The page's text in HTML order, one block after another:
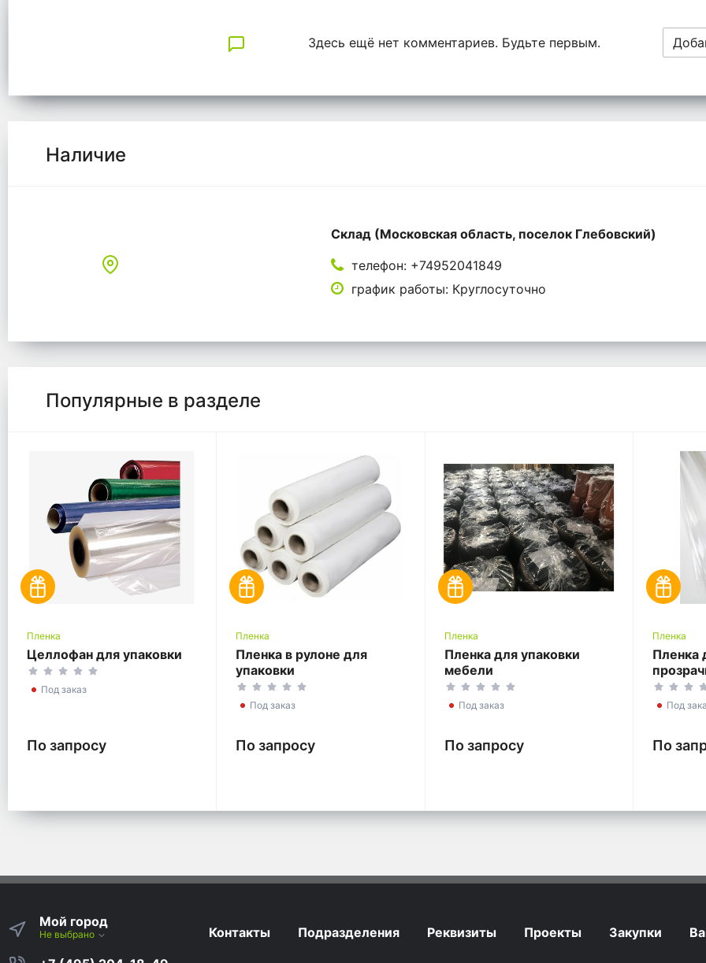
Здесь ещё нет комментариев. Будьте первым.
Наличие
Склад (Московская область, поселок Глебовский)
телефон: +74952041849
график работы: Круглосуточно
Популярные в разделе
Пленка
Целлофан для упаковки
Под заказ
По запросу
Пленка
Пленка в рулоне для
упаковки
Под заказ
По запросу
Пленка
Пленка для упаковки
мебели
Под заказ
По запросу
Пленка
Пленка
Под
По
Мой город
Не выбрано Контакты Подразделения Реквизиты Проекты Закупки